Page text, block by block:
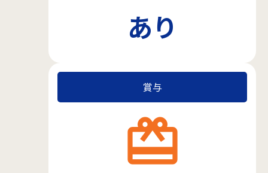
あり
賞与
card_giftcard